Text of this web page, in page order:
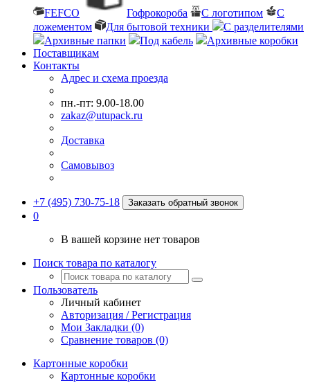
FEFCO Гофрокороба С логотипом
С
ложементом
Для бытовой техники
С разделителями
Архивные папки
Под кабель
Архивные коробки
Поставщикам
Контакты
Адрес и схема проезда
пн.-пт: 9.00-18.00
zakaz@utupack.ru
Доставка
Самовывоз
+7 (495) 730-75-18 Заказать обратный звонок
0
В вашей корзине нет товаров
Поиск товара по каталогу
Пользователь
Личный кабинет
Авторизация / Регистрация
Мои Закладки (0)
Сравнение товаров (0)
Картонные коробки
Картонные коробки